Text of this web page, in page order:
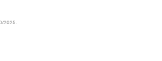
2025.